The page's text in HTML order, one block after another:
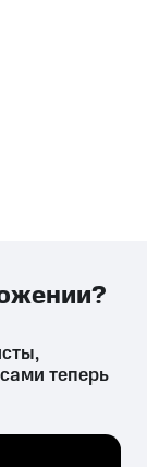
вред здоровью,
теперь